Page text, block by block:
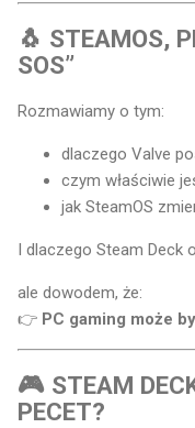
🐧 STEAMOS,
SOS”
Rozmawiamy o tym:
dlaczego Valve
czym właściwie
jak SteamOS
I dlaczego Steam Deck
ale dowodem, że:
👉 PC gaming może
🎮 STEAM
PECET?